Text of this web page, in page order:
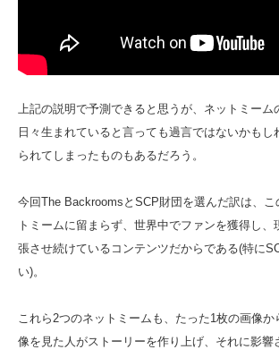
上記の説明で予測できると思うが、ネットミーム
日々生まれていると言っても過言ではないかもし
られてしまったものもあるだろう。
今回The BackroomsとSCP財団を選んだ訳は、こ
トミームに留まらず、世界中でファンを獲得し
張させ続けているコンテンツだからである(特に
い)。
これら2つのネットミームも、たった1枚の画像
像を見た人がストーリーを作り上げ、それに影響